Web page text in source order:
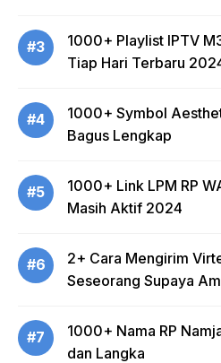
#3
1000+ Playlist IPTV
Tiap Hari Terbaru
#4
1000+ Symbol
Bagus Lengkap
#5
1000+ Link LPM RP
Masih Aktif 2024
#6
2+ Cara Mengirim
Seseorang Supaya
#7
1000+ Nama RP
dan Langka